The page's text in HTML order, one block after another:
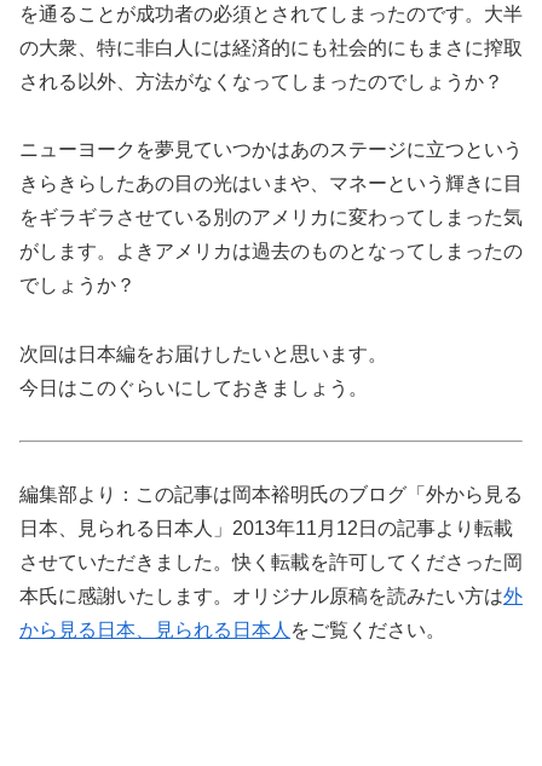
を通ることが成功者の必須とされてしまったのです。大半
の大衆、特に非白人には経済的にも社会的にもまさに搾取
される以外、方法がなくなってしまったのでしょうか？
ニューヨークを夢見ていつかはあのステージに立つという
きらきらしたあの目の光はいまや、マネーという輝きに目
をギラギラさせている別のアメリカに変わってしまった気
がします。よきアメリカは過去のものとなってしまったの
でしょうか？
次回は日本編をお届けしたいと思います。
今日はこのぐらいにしておきましょう。
編集部より：この記事は岡本裕明氏のブログ「外から見る
日本、見られる日本人」2013年11月12日の記事より転載
させていただきました。快く転載を許可してくださった岡
本氏に感謝いたします。オリジナル原稿を読みたい方は外
から見る日本、見られる日本人 をご覧ください。